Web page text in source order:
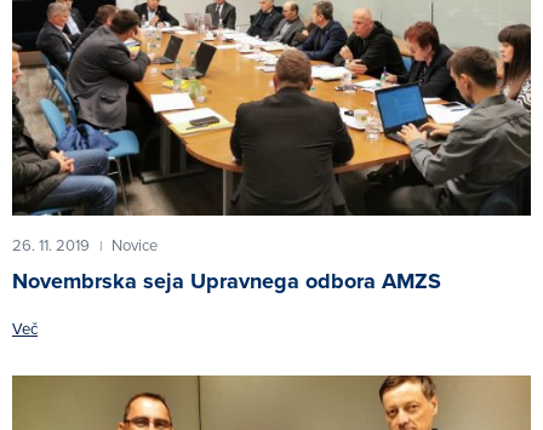
26. 11. 2019 | Novice
Novembrska seja Upravnega odbora AMZS
Več